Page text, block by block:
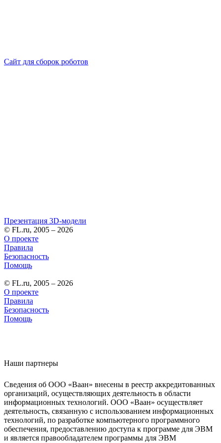
Сайт для сборок роботов
Презентация 3D-модели
© FL.ru, 2005 – 2026
О проекте
Правила
Безопасность
Помощь
© FL.ru, 2005 – 2026
О проекте
Правила
Безопасность
Помощь
Наши партнеры
Сведения об ООО «Ваан» внесены в реестр аккредитованных
организаций, осуществляющих деятельность в области
информационных технологий. ООО «Ваан» осуществляет
деятельность, связанную с использованием информационных
технологий, по разработке компьютерного программного
обеспечения, предоставлению доступа к программе для ЭВМ
и является правообладателем программы для ЭВМ